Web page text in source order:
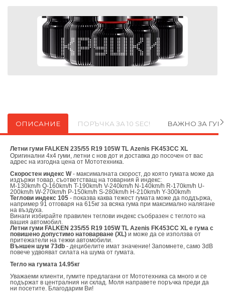
ОПИСАНИЕ ПОРЪЧКА ЗА 10 SEC! ВАЖНО ЗА
Летни гуми FALKEN 235/55 R19 105W TL Azenis FK453CC XL
Оригинални 4х4 гуми, летни с нов дот и доставка до посочен от вас
адрес на изгодна цена от Мототехника.
Скоростен индекс W- максималната скорост, до която гумата може да
издържи товар, съответстващ на товарния й индекс:
M-130km/h Q-160km/h T-190km/h V-240km/h N-140km/h R-170km/h U-
200km/h W-270km/h P-150km/h S-280km/h H-210km/h Y-300km/h
Теглови индекс 105 - показва каква тежест гумата може да поддържа,
например 91 отговаря на 615кг за всяка гума при максимално налягане
на въздуха.
Винаги избирайте правилен теглови индекс съобразен с теглото на
вашия автомобил.
Летни гуми FALKEN 235/55 R19 105W TL Azenis FK453CC XL е гума с
повишено допустимо натоварване (XL) и може да се използва от
притежатели на тежки автомобили.
Външен шум 73db - децибелите имат значение! Запомнете, само 3dB
повече удвояват силата на шума от гумата.
Тегло на гумата 14.95кг
Уважаеми клиенти, гумите предлагани от Мототехника са много и се
подържат в централния ни склад. Моля направете поръчка преди да
ни посетите. Благодарим Ви!